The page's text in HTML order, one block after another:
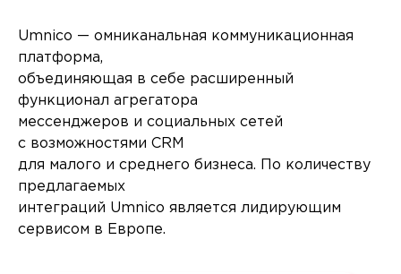
Umnico — омниканальная коммуникационная
платформа,
объединяющая в себе расширенный
функционал агрегатора
мессенджеров и социальных сетей
с возможностями CRM
для малого и среднего бизнеса. По количеству
предлагаемых
интеграций Umnico является лидирующим
сервисом в Европе.